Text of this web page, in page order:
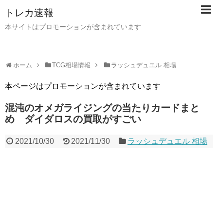
トレカ速報
本サイトはプロモーションが含まれています
ホーム TCG相場情報 ラッシュデュエル 相場
本ページはプロモーションが含まれています
混沌のオメガライジングの当たりカードまと
め ダイダロスの買取がすごい
2021/10/30 2021/11/30 ラッシュデュエル 相場